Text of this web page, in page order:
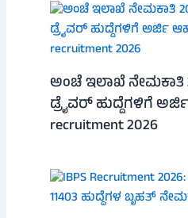
ಅಂಚೆ ಇಲಾಖೆ ನೇಮಕಾತಿ
ಡ್ರೈವರ್ ಹುದ್ದೆಗಳಿಗೆ ಅರ್ಜಿ
recruitment 2026